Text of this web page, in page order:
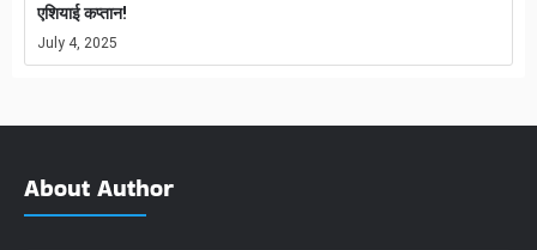
एशियाई कप्तान!
July 4, 2025
About Author